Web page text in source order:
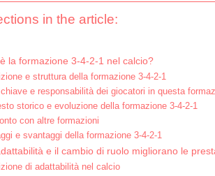
in the article:
la formazione 3-4-2-1 nel calcio?
e struttura della formazione 3-4-2-1
chiave e responsabilità dei giocatori in questa
storico e evoluzione della formazione 3-4-2-1
con altre formazioni
e svantaggi della formazione 3-4-2-1
e il cambio di ruolo migliorano le
di adattabilità nel calcio